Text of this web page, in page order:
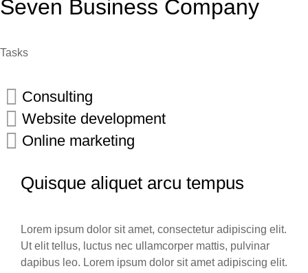
Seven Business Company
Tasks
Consulting
Website development
Online marketing
Quisque aliquet arcu tempus
Lorem ipsum dolor sit amet, consectetur adipiscing elit.
Ut elit tellus, luctus nec ullamcorper mattis, pulvinar
dapibus leo. Lorem ipsum dolor sit amet adipiscing elit.